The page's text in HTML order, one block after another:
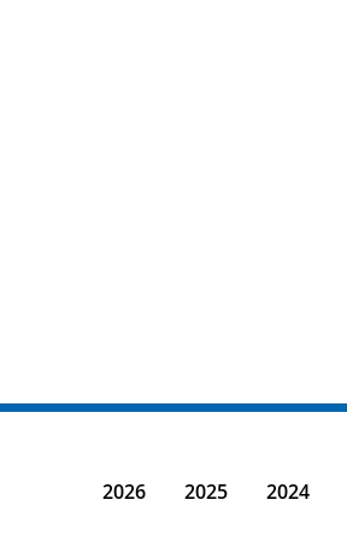
2026 2025 2024